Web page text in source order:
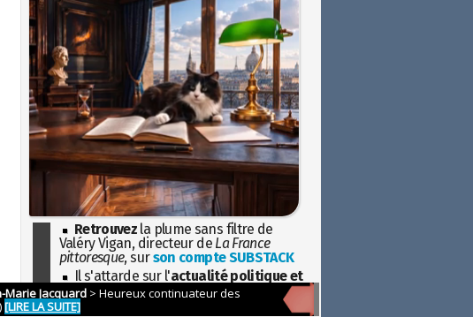
Retrouvez la plume sans filtre de
Valéry Vigan, directeur de La France
pittoresque, surson compte SUBSTACK
Il s'attarde sur l'actualité politique et
sociétaleavec la hauteur de vue de
l'Histoire